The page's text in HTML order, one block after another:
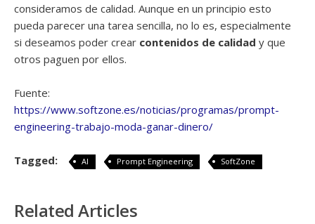
consideramos de calidad. Aunque en un principio esto
pueda parecer una tarea sencilla, no lo es, especialmente
si deseamos poder crear contenidos de calidad y que
otros paguen por ellos.
Fuente:
https://www.softzone.es/noticias/programas/prompt-
engineering-trabajo-moda-ganar-dinero/
Tagged: AI Prompt Engineering SoftZone
Related Articles